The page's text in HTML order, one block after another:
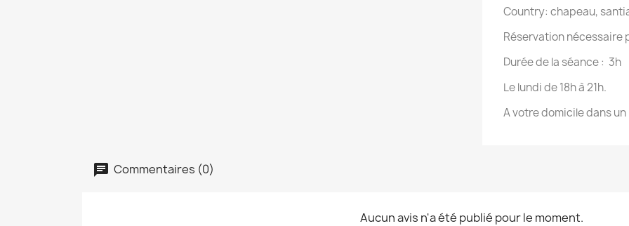
Country: chapeau,
Réservation
Durée de la séance : 3h
Le lundi de 18h à 21h.
A votre domicile dans
Commentaires (0)
Aucun avis n'a été publié pour le moment.